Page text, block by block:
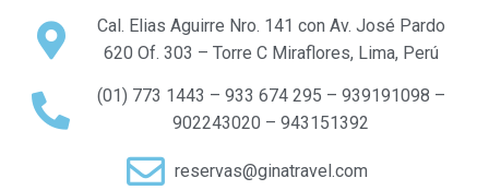
Cal. Elias Aguirre Nro. 141 con Av. José Pardo
620 Of. 303 – Torre C Miraflores, Lima, Perú
(01) 773 1443 – 933 674 295 – 939191098 –
902243020 – 943151392
reservas@ginatravel.com